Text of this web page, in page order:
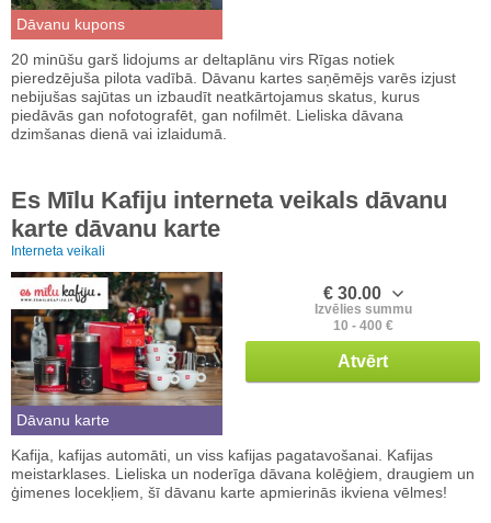
Dāvanu kupons
20 minūšu garš lidojums ar deltaplānu virs Rīgas notiek
pieredzējuša pilota vadībā. Dāvanu kartes saņēmējs varēs izjust
nebijušas sajūtas un izbaudīt neatkārtojamus skatus, kurus
piedāvās gan nofotografēt, gan nofilmēt. Lieliska dāvana
dzimšanas dienā vai izlaidumā.
Es Mīlu Kafiju interneta veikals dāvanu
karte dāvanu karte
Interneta veikali
Dāvanu karte
€ 30.00
Izvēlies summu
10 - 400 €
Atvērt
Kafija, kafijas automāti, un viss kafijas pagatavošanai. Kafijas
meistarklases. Lieliska un noderīga dāvana kolēģiem, draugiem un
ģimenes locekļiem, šī dāvanu karte apmierinās ikviena vēlmes!